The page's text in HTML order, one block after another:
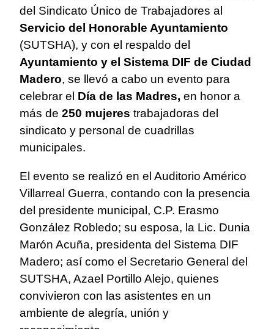
del Sindicato Único de Trabajadores al
Servicio del Honorable Ayuntamiento
(SUTSHA), y con el respaldo del
Ayuntamiento y el Sistema DIF de Ciudad
Madero, se llevó a cabo un evento para
celebrar el Día de las Madres, en honor a
más de 250 mujeres trabajadoras del
sindicato y personal de cuadrillas
municipales.
El evento se realizó en el Auditorio Américo
Villarreal Guerra, contando con la presencia
del presidente municipal, C.P. Erasmo
González Robledo; su esposa, la Lic. Dunia
Marón Acuña, presidenta del Sistema DIF
Madero; así como el Secretario General del
SUTSHA, Azael Portillo Alejo, quienes
convivieron con las asistentes en un
ambiente de alegría, unión y